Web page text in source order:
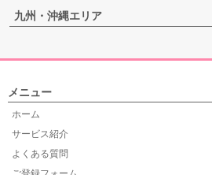
九州・沖縄エリア
メニュー
ホーム
サービス紹介
よくある質問